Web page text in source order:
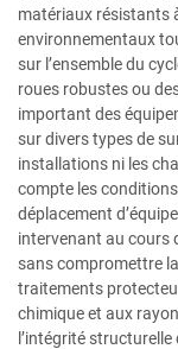
matériaux résistants
environnementaux
sur l’ensemble du
roues robustes ou
important des
sur divers types de
installations ni les
compte les
déplacement
intervenant au cours
sans compromettre
traitements
chimique et aux
l’intégrité structurelle